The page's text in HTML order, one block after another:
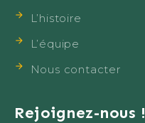
L’histoire
L’équipe
Nous contacter
Rejoignez-nous !